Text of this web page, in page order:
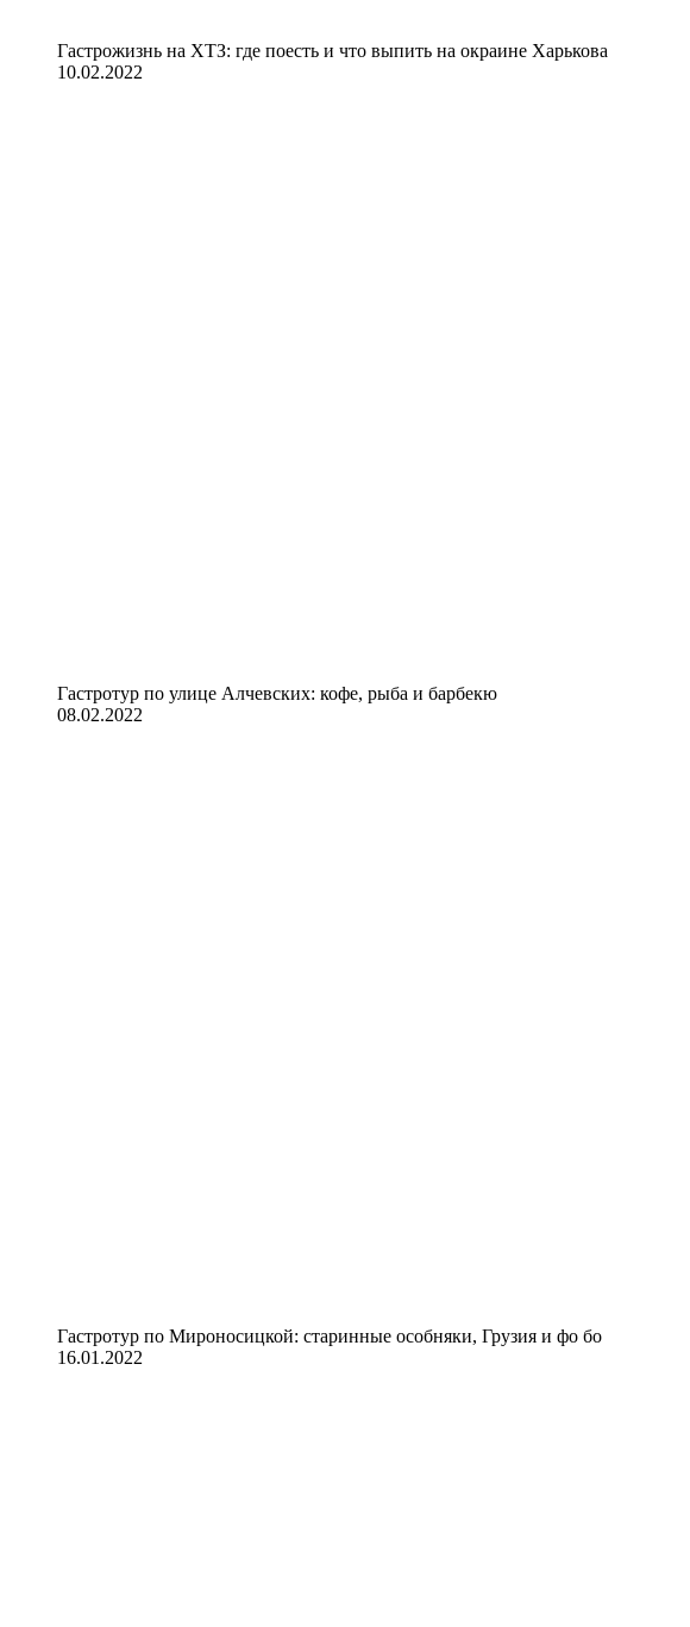
Гастрожизнь на ХТЗ: где поесть и что выпить на окраине Харькова
10.02.2022
Гастротур по улице Алчевских: кофе, рыба и барбекю
08.02.2022
Гастротур по Мироносицкой: старинные особняки, Грузия и фо бо
16.01.2022